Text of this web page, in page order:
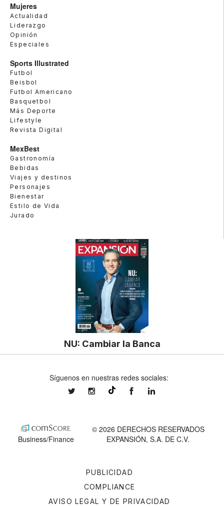
Mujeres
Actualidad
Liderazgo
Opinión
Especiales
Sports Illustrated
Futbol
Beisbol
Futbol Americano
Basquetbol
Más Deporte
Lifestyle
Revista Digital
MexBest
Gastronomía
Bebidas
Viajes y destinos
Personajes
Bienestar
Estilo de Vida
Jurado
NU: Cambiar la Banca
PUBLICIDAD
COMPLIANCE
AVISO LEGAL Y DE PRIVACIDAD
Síguenos en nuestras redes sociales:
expansionmxexpansionmx ExpansionMex
Business/Finance
© 2026 DERECHOS RESERVADOS
EXPANSIÓN, S.A. DE C.V.